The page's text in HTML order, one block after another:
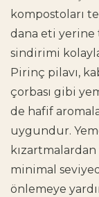
kompostoları
dana eti yerine
sindirimi
Pirinç pilavı,
çorbası gibi
de hafif
uygundur.
minimal
önlemeye